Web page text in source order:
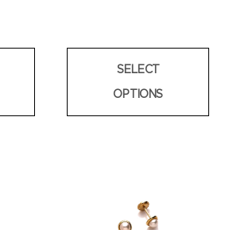
SELECT
OPTIONS